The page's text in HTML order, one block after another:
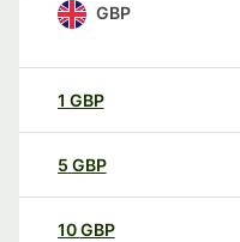
GBP
1 GBP
5 GBP
10GBP